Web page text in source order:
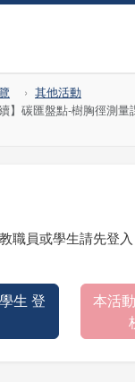
其他活動
】碳匯盤點-樹胸徑測
職員或學生請先登
生 登
本活